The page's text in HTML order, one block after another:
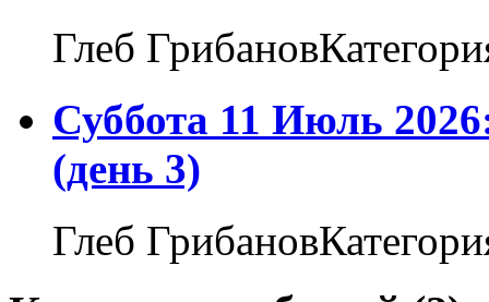
Глеб
Суббота 11 Июль
(день 3)
Глеб